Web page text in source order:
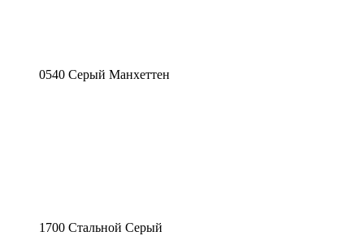
0540 Серый Манхеттен
1700 Стальной Серый